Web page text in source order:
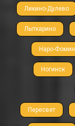
Ликино-Дулево
Лыткарино
Наро-
Ногинск
Пересвет